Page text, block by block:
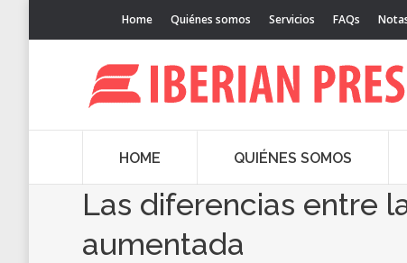
Home Quiénes somos Servicios FAQs
HOME QUIÉNES SOMOS
Las diferencias entre
aumentada